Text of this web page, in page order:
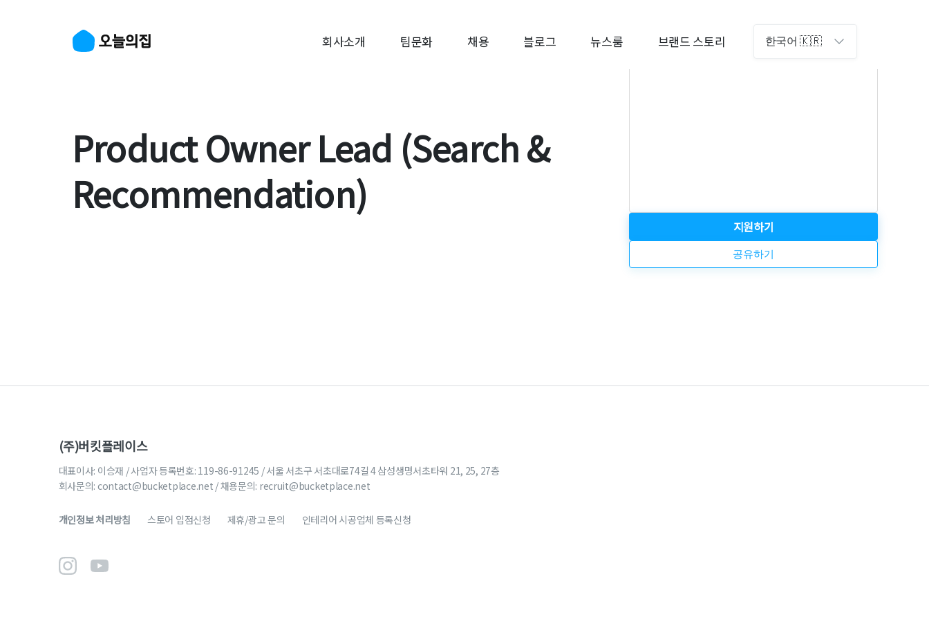
회사소개 팀문화 채용 블로그 뉴스룸 브랜드 스토리 한국어 🇰🇷
Product Owner Lead (Search &
Recommendation)
지원하기
공유하기
(주)버킷플레이스
대표이사: 이승재 / 사업자 등록번호: 119-86-91245 / 서울 서초구 서초대로74길 4 삼성생명서초타워 21, 25, 27층
회사문의: contact@bucketplace.net / 채용문의: recruit@bucketplace.net
개인정보 처리방침 스토어 입점신청 제휴/광고 문의 인테리어 시공업체 등록신청